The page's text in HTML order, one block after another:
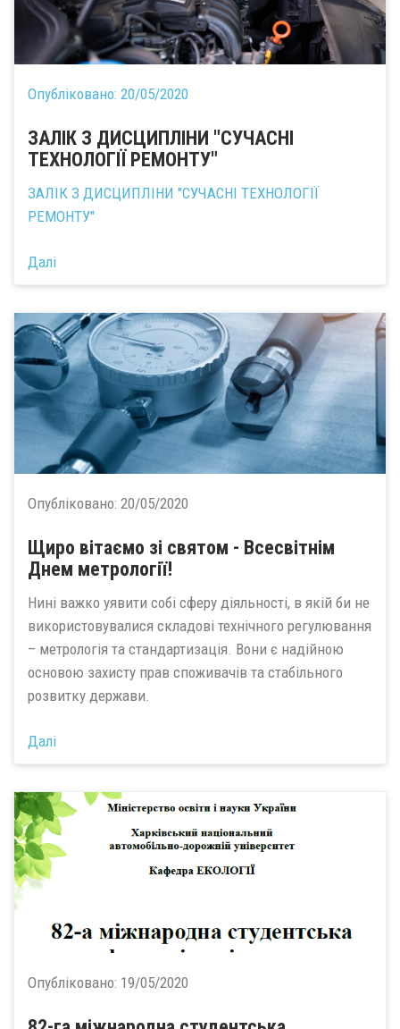
Опубліковано: 20/05/2020
ЗАЛІК З ДИСЦИПЛІНИ "СУЧАСНІ
ТЕХНОЛОГІЇ РЕМОНТУ"
ЗАЛІК З ДИСЦИПЛІНИ "СУЧАСНІ ТЕХНОЛОГІЇ
РЕМОНТУ"
Далі
Опубліковано: 20/05/2020
Щиро вітаємо зі святом - Всесвітнім
Днем метрології!
Нині важко уявити собі сферу діяльності, в якій би не
використовувалися складові технічного регулювання
– метрологія та стандартизація. Вони є надійною
основою захисту прав споживачів та стабільного
розвитку держави.
Далі
Опубліковано: 19/05/2020